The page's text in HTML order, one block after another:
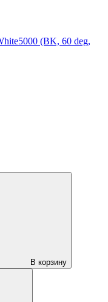
(BK, 60 deg,
В корзину